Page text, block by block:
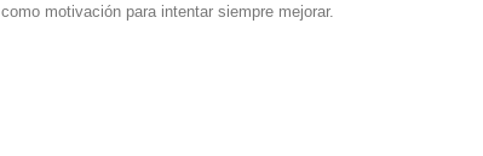
como motivación para intentar siempre mejorar.